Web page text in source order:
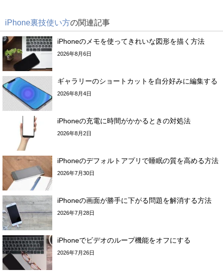
iPhone裏技使い方の関連記事
iPhoneのメモを使ってきれいな図形を描く方法
2026年8月6日
ギャラリーのショートカットを自分好みに編集する
2026年8月4日
iPhoneの充電に時間がかかるときの対処法
2026年8月2日
iPhoneのデフォルトアプリで睡眠の質を高める方法
2026年7月30日
iPhoneの画面が勝手に下がる問題を解消する方法
2026年7月28日
iPhoneでビデオのループ機能をオフにする
2026年7月26日